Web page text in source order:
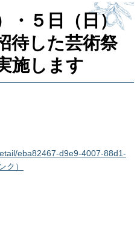
・５日（日）
待した芸術祭
施します
eba82467-d9e9-4007-88d1-
ク）